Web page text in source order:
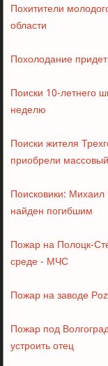
Похитители
области
Похолодание
Поиски 10-летнего
неделю
Поиски жителя
приобрели
Поисковики: Михаил
найден погибшим
Пожар на Полоцк-
среде - МЧС
Пожар на заводе
Пожар под
устроить отец